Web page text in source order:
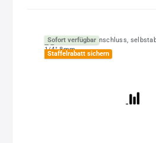
Sofort verfügbar
Staffelrabatt sichern